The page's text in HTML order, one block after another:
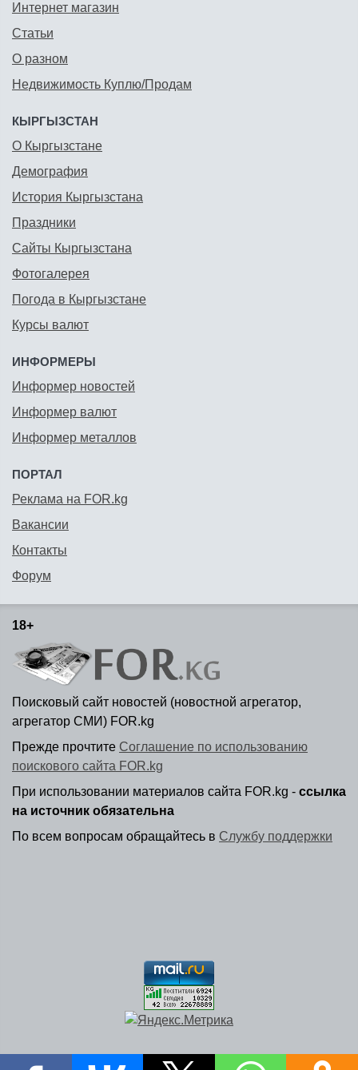
Интернет магазин
Статьи
О разном
Недвижимость Куплю/Продам
КЫРГЫЗСТАН
О Кыргызстане
Демография
История Кыргызстана
Праздники
Сайты Кыргызстана
Фотогалерея
Погода в Кыргызстане
Курсы валют
ИНФОРМЕРЫ
Информер новостей
Информер валют
Информер металлов
ПОРТАЛ
Реклама на FOR.kg
Вакансии
Контакты
Форум
18+
Поисковый сайт новостей (новостной агрегатор,
агрегатор СМИ) FOR.kg
Прежде прочтите Соглашение по использованию
поискового сайта FOR.kg
При использовании материалов сайта FOR.kg - ссылка
на источник обязательна
По всем вопросам обращайтесь в Службу поддержки